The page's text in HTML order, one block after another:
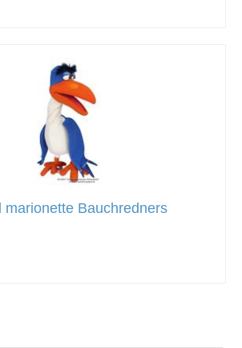
marionette Bauchredners